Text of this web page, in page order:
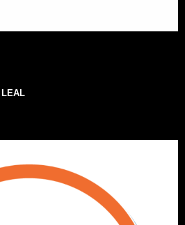
LEAL